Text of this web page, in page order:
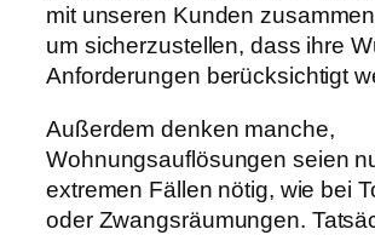
mit unseren Kunden
um sicherzustellen, dass ihre
Anforderungen berücksichtigt
Außerdem denken manche,
Wohnungsauflösungen seien
extremen Fällen nötig, wie bei
oder Zwangsräumungen.